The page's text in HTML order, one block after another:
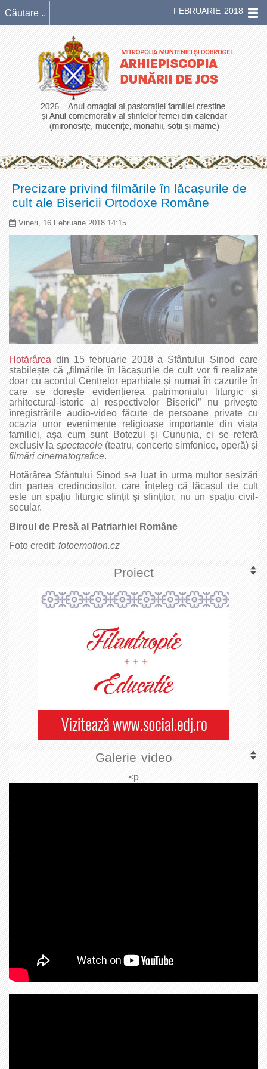
FEBRUARIE 2018
Precizare privind filmările în lăcașurile de
cult ale Bisericii Ortodoxe Române
Vineri, 16 Februarie 2018 14:15
Hotărârea din 15 februarie 2018 a Sfântului Sinod care
stabilește că „filmările în lăcașurile de cult vor fi realizate
doar cu acordul Centrelor eparhiale și numai în cazurile în
care se dorește evidențierea patrimoniului liturgic și
arhitectural-istoric al respectivelor Biserici” nu privește
înregistrările audio-video făcute de persoane private cu
ocazia unor evenimente religioase importante din viața
familiei, așa cum sunt Botezul și Cununia, ci se referă
exclusiv la spectacole(teatru, concerte simfonice, operă) și
filmări cinematografice.
Hotărârea Sfântului Sinod s-a luat în urma multor sesizări
din partea credincioșilor, care înțeleg că lăcașul de cult
este un spațiu liturgic sfințit şi sfințitor, nu un spațiu civil-
secular.
Biroul de Presă al Patriarhiei Române
Foto credit: fotoemotion.cz
Proiect
Galerie video
<p